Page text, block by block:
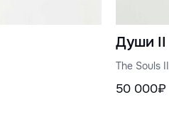
Души II
The Souls II
50 000₽